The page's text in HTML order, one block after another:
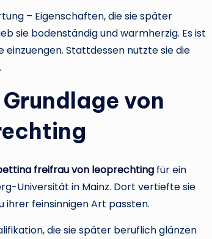
– Eigenschaften, die sie später
sie bodenständig und warmherzig. Es ist
einzuengen. Stattdessen nutzte sie die
von
freifrau von leoprechting für ein
Universität in Mainz. Dort vertiefte sie
ihrer feinsinnigen Art passten.
die sie später beruflich glänzen